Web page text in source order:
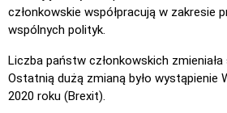
najechaniu kursorem na lokalizację
wyświetlona.
trzy możliwe lokalizacje, aby ułatwić
Kliknij: Kliknij dokładnie w lokalizację,
członkowskie współpracują w zakresie
wspólnych polityk.
Liczba państw członkowskich
Ostatnią dużą zmianą było wystąpienie
2020 roku (Brexit).